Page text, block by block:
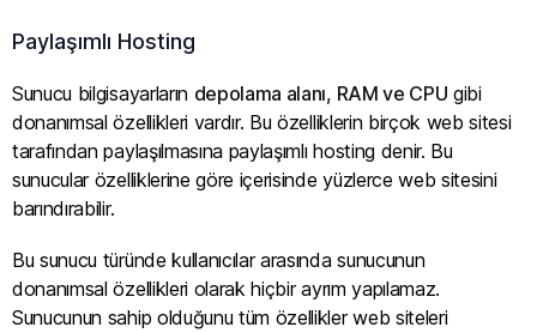
Paylaşımlı Hosting
Sunucu bilgisayarların depolama alanı, RAM ve CPU gibi
donanımsal özellikleri vardır. Bu özelliklerin birçok web sitesi
tarafından paylaşılmasına paylaşımlı hosting denir. Bu
sunucular özelliklerine göre içerisinde yüzlerce web sitesini
barındırabilir.
Bu sunucu türünde kullanıcılar arasında sunucunun
donanımsal özellikleri olarak hiçbir ayrım yapılamaz.
Sunucunun sahip olduğunu tüm özellikler web siteleri